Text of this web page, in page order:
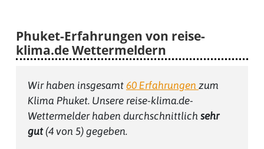
Phuket-Erfahrungen von reise-
klima.de Wettermeldern
Wir haben insgesamt 60Erfahrungen zum
Klima Phuket. Unsere reise-klima.de-
Wettermelder haben durchschnittlich sehr
gut(4von 5) gegeben.